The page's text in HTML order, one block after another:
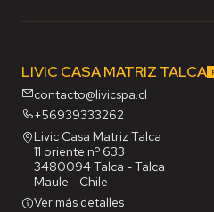
LIVIC CASA MATRIZ TALCA
contacto@livicspa.cl
+56939333262
Livic Casa Matriz Talca
11 oriente nº 633
3480094 Talca - Talca
Maule - Chile
Ver más detalles